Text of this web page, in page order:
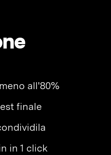
all'80%
finale
in 1 click